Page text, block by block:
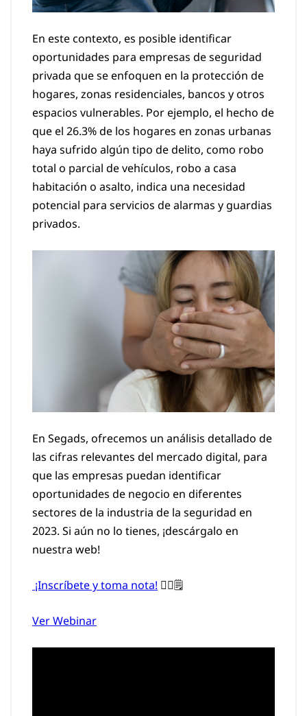
En este contexto, es posible identificar
oportunidades para empresas de seguridad
privada que se enfoquen en la protección de
hogares, zonas residenciales, bancos y otros
espacios vulnerables. Por ejemplo, el hecho de
que el 26.3% de los hogares en zonas urbanas
haya sufrido algún tipo de delito, como robo
total o parcial de vehículos, robo a casa
habitación o asalto, indica una necesidad
potencial para servicios de alarmas y guardias
privados.
En Segads, ofrecemos un análisis detallado de
las cifras relevantes del mercado digital, para
que las empresas puedan identificar
oportunidades de negocio en diferentes
sectores de la industria de la seguridad en
2023. Si aún no lo tienes, ¡descárgalo en
nuestra web!
¡Inscríbete y toma nota! ✍🏻🗒️
Ver Webinar